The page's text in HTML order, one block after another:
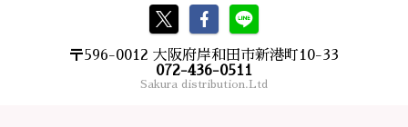
〒596-0012 大阪府岸和田市新港町10-33
072-436-0511
Sakura distribution.Ltd